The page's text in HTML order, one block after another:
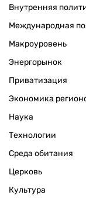
Внутренняя
Международная
Макроуровень
Энергорынок
Приватизация
Экономика
Наука
Технологии
Среда обитания
Церковь
Культура